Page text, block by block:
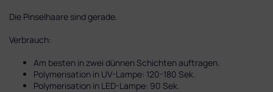
Die Pinselhaare sind gerade.
Verbrauch:
Am besten in zwei dünnen Schichten auftragen.
Polymerisation in UV-Lampe: 120-180 Sek.
Polymerisation in LED-Lampe: 90 Sek.